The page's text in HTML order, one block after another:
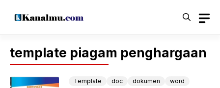
template piagam penghargaan
Template doc dokumen word